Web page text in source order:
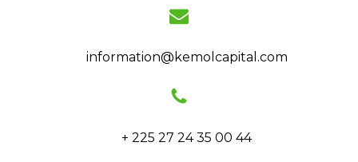
information@kemolcapital.com
+ 225 27 24 35 00 44